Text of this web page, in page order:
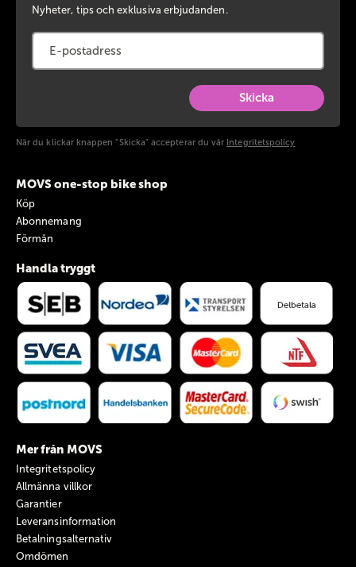
Nyheter, tips och exklusiva erbjudanden.
Skicka
När du klickar knappen "Skicka" accepterar du vår Integritetspolicy
MOVS one-stop bike shop
Köp
Abonnemang
Förmån
Handla tryggt
Mer från MOVS
Integritetspolicy
Allmänna villkor
Garantier
Leveransinformation
Betalningsalternativ
Omdömen